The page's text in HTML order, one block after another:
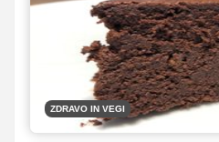
božična ali silvestrska
vedno uživate v prazničnih
ZDRAVO IN VEGI